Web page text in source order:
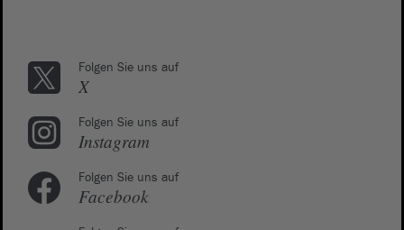
Folgen Sie uns auf
X
Folgen Sie uns auf
Instagram
Folgen Sie uns auf
Facebook